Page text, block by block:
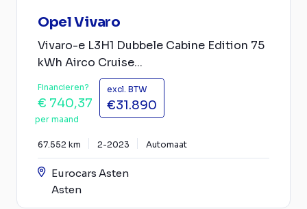
Opel Vivaro
Vivaro-e L3H1 Dubbele Cabine Edition 75
kWh Airco Cruise...
Financieren?
€ 740,37
per maand
excl. BTW
€31.890
67.552 km 2-2023 Automaat
Eurocars Asten
Asten